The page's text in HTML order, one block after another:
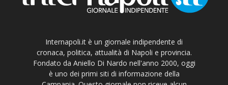
Internapoli.it è un giornale indipendente di
cronaca, politica, attualità di Napoli e provincia.
Fondato da Aniello Di Nardo nell'anno 2000, oggi
è uno dei primi siti di informazione della